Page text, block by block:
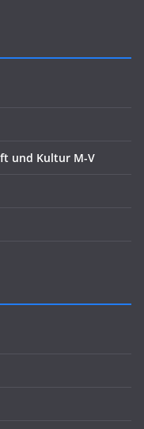
und Kultur M-V